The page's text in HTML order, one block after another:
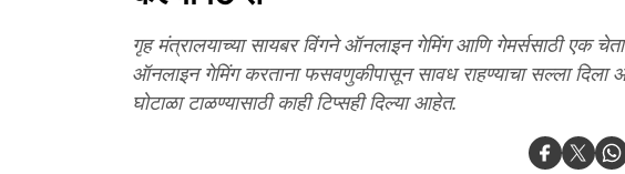
गृह मंत्रालयाच्या सायबर विंगने ऑनलाइन गेमिंग आणि गेमर्ससाठी एक
ऑनलाइन गेमिंग करताना फसवणुकीपासून सावध राहण्याचा सल्ला
घोटाळा टाळण्यासाठी काही टिप्सही दिल्या आहेत.